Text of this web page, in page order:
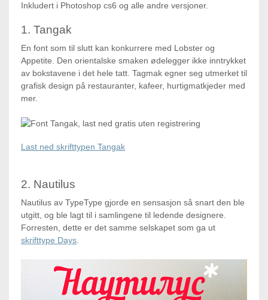
Inkludert i Photoshop cs6 og alle andre versjoner.
1. Tangak
En font som til slutt kan konkurrere med Lobster og
Appetite. Den orientalske smaken ødelegger ikke inntrykket
av bokstavene i det hele tatt. Tagmak egner seg utmerket til
grafisk design på restauranter, kafeer, hurtigmatkjeder med
mer.
Last ned skrifttypen Tangak
2. Nautilus
Nautilus av TypeType gjorde en sensasjon så snart den ble
utgitt, og ble lagt til i samlingene til ledende designere.
Forresten, dette er det samme selskapet som ga ut
skrifttype Days